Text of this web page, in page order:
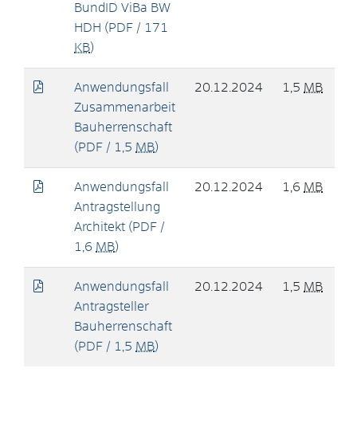
BundID ViBa BW
HDH (PDF / 171
KB)
Anwendungsfall
Zusammenarbeit
Bauherrenschaft
(PDF / 1,5 MB)
20.12.2024 1,5 MB
Anwendungsfall
Antragstellung
Architekt (PDF /
1,6 MB)
20.12.2024 1,6 MB
Anwendungsfall
Antragsteller
Bauherrenschaft
(PDF / 1,5 MB)
20.12.2024 1,5 MB